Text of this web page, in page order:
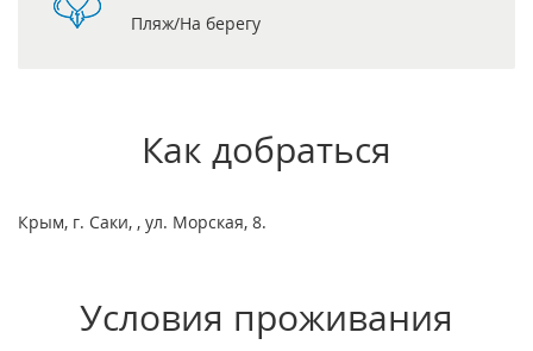
Пляж/На берегу
Как добраться
Крым, г. Саки, , ул. Морская, 8.
Условия проживания